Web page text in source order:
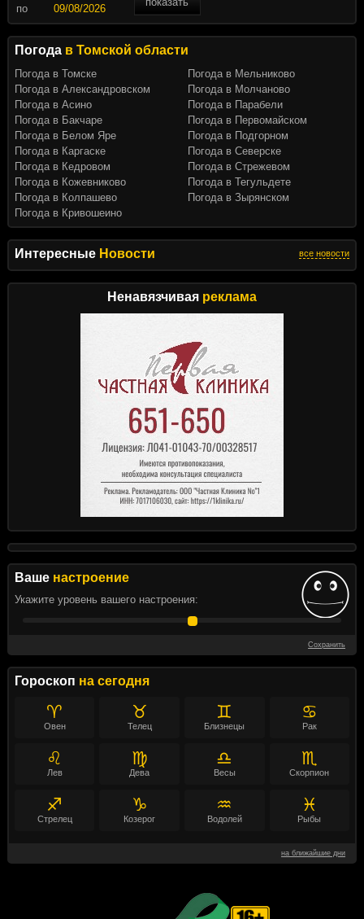
Интересные Новости все новости
Ненавязчивая реклама
Ваше настроение
Укажите уровень вашего настроения:
Сохранить
Гороскоп на сегодня
♈
Овен
♉
Телец
♊
Близнецы
♋
Рак
♌
Лев
♍
Дева
♎
Весы
♏
Скорпион
♐
Стрелец
♑
Козерог
♒
Водолей
♓
Рыбы
на ближайшие дни
по
Погода в Томской области
Погода в Томске
Погода в Александровском
Погода в Асино
Погода в Бакчаре
Погода в Белом Яре
Погода в Каргаске
Погода в Кедровом
Погода в Кожевниково
Погода в Колпашево
Погода в Кривошеино
Погода в Мельниково
Погода в Молчаново
Погода в Парабели
Погода в Первомайском
Погода в Подгорном
Погода в Северске
Погода в Стрежевом
Погода в Тегульдете
Погода в Зырянском